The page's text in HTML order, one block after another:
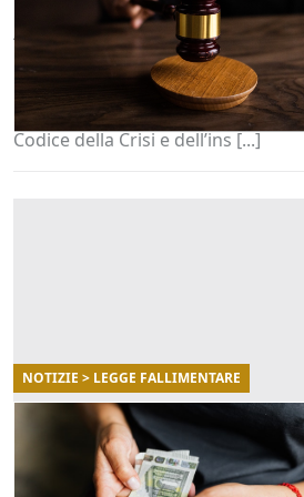
A seguito della pubblicazione in
Gazzetta ufficiale del D.lgs.
n.83/2022 (“Decreto Insolvency”) è
definitivamente entrato in vigore il
Codice della Crisi e dell’ins [...]
NOTIZIE > LEGGE FALLIMENTARE
13/05/2022
La transazione fiscale: cos'è
e come funziona